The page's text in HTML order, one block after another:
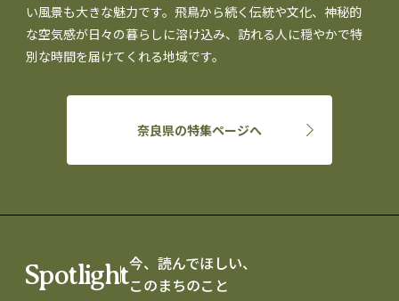
い風景も大きな魅力です。飛鳥から続く伝統や文化、神秘的
な空気感が日々の暮らしに溶け込み、訪れる人に穏やかで特
別な時間を届けてくれる地域です。
奈良県の特集ページへ
Spotlight今、読んでほしい、
このまちのこと